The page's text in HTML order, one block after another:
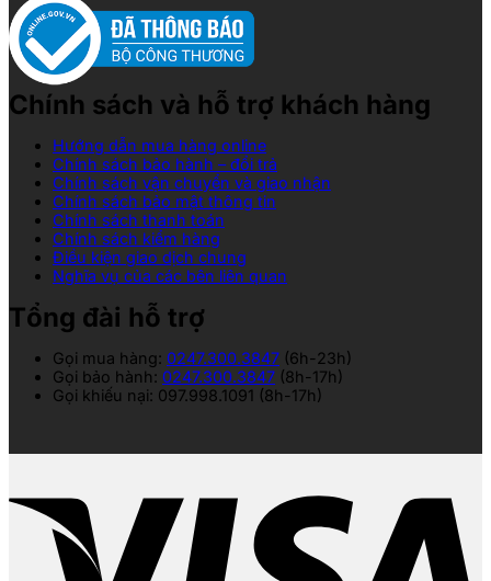
Chính sách và hỗ trợ khách hàng
Hướng dẫn mua hàng online
Chính sách bảo hành – đổi trả
Chính sách vận chuyển và giao nhận
Chính sách bảo mật thông tin
Chính sách thanh toán
Chính sách kiểm hàng
Điều kiện giao dịch chung
Nghĩa vụ của các bên liên quan
Tổng đài hỗ trợ
Gọi mua hàng: 0247.300.3847 (6h-23h)
Gọi bảo hành: 0247.300.3847 (8h-17h)
Gọi khiếu nại: 097.998.1091 (8h-17h)